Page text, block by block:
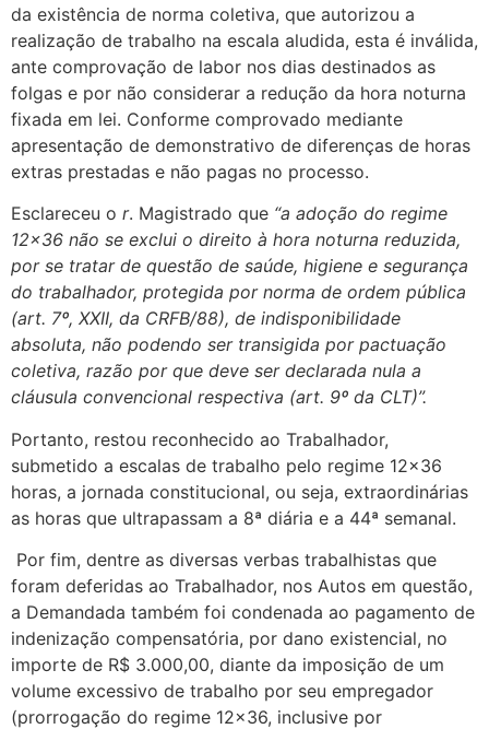
da existência de norma coletiva, que autorizou a
realização de trabalho na escala aludida, esta é inválida,
ante comprovação de labor nos dias destinados as
folgas e por não considerar a redução da hora noturna
fixada em lei. Conforme comprovado mediante
apresentação de demonstrativo de diferenças de horas
extras prestadas e não pagas no processo.
Esclareceu o r. Magistrado que “a adoção do regime
12×36 não se exclui o direito à hora noturna reduzida,
por se tratar de questão de saúde, higiene e segurança
do trabalhador, protegida por norma de ordem pública
(art. 7º, XXII, da CRFB/88), de indisponibilidade
absoluta, não podendo ser transigida por pactuação
coletiva, razão por que deve ser declarada nula a
cláusula convencional respectiva (art. 9º da CLT)”.
Portanto, restou reconhecido ao Trabalhador,
submetido a escalas de trabalho pelo regime 12×36
horas, a jornada constitucional, ou seja, extraordinárias
as horas que ultrapassam a 8ª diária e a 44ª semanal.
Por fim, dentre as diversas verbas trabalhistas que
foram deferidas ao Trabalhador, nos Autos em questão,
a Demandada também foi condenada ao pagamento de
indenização compensatória, por dano existencial, no
importe de R$ 3.000,00, diante da imposição de um
volume excessivo de trabalho por seu empregador
(prorrogação do regime 12×36, inclusive por